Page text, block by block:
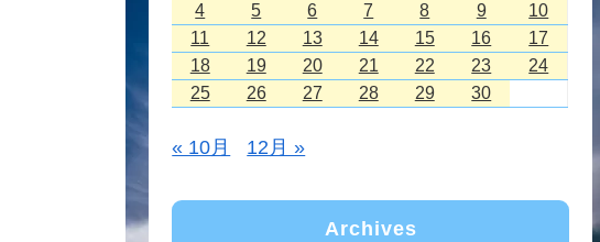
4
5 6 7 8 9
10
11
12 13 14 15 16
17
18
19 20 21 22 23
24
25
26 27 28 29 30
« 10月 12月 »
Archives